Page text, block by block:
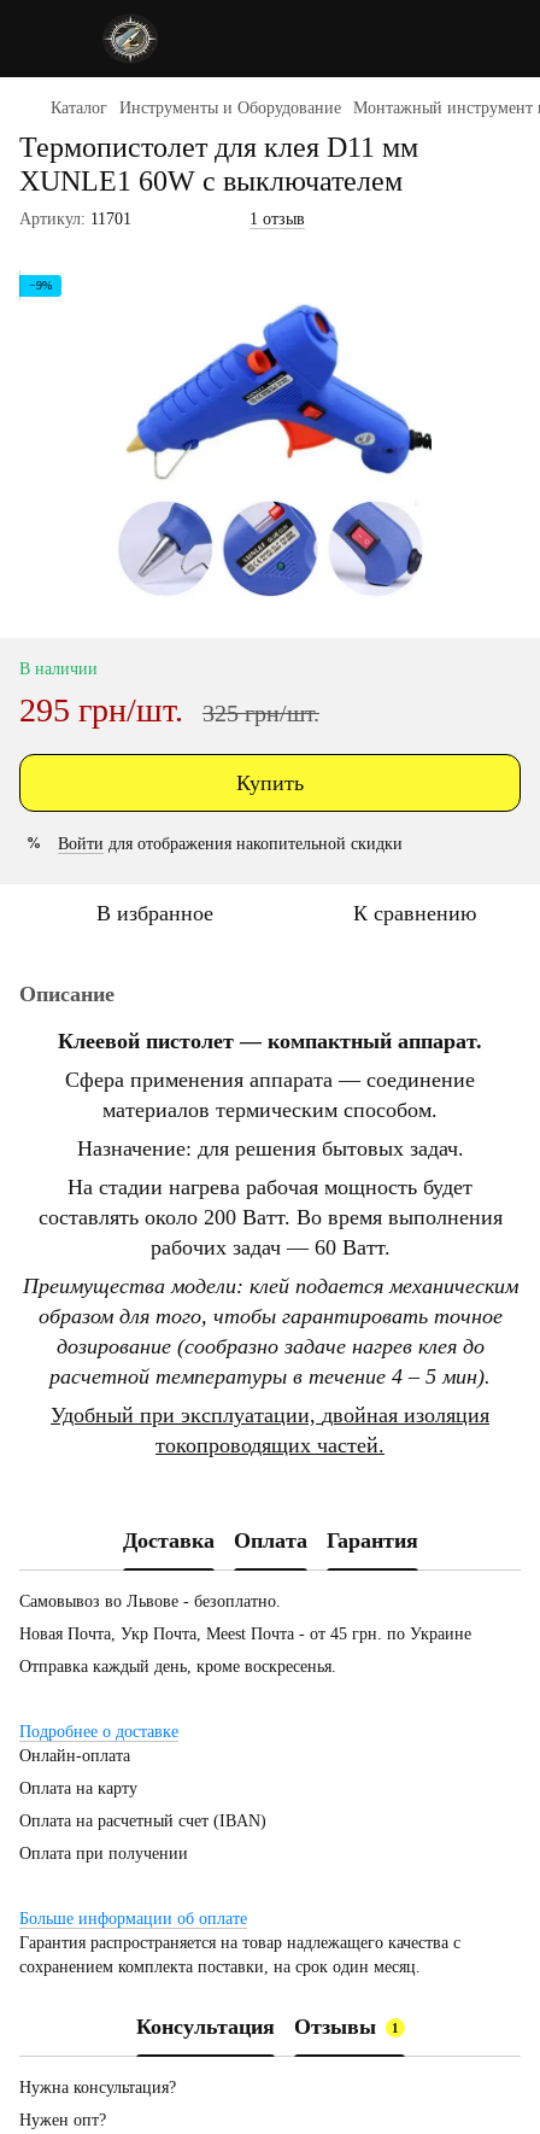
Каталог Инструменты и Оборудование Монтажный инструмент
Термопистолет для клея D11 мм
XUNLE1 60W с выключателем
Артикул: 11701 1 отзыв
−9%
В наличии
295 грн/шт. 325 грн/шт.
Купить
% Войти для отображения накопительной скидки
В избранное К сравнению
Описание
Клеевой пистолет — компактный аппарат.
Сфера применения аппарата — соединение
материалов термическим способом.
Назначение: для решения бытовых задач.
На стадии нагрева рабочая мощность будет
составлять около 200 Ватт. Во время выполнения
рабочих задач — 60 Ватт.
Преимущества модели: клей подается механическим
образом для того, чтобы гарантировать точное
дозирование (сообразно задаче нагрев клея до
расчетной температуры в течение 4 – 5 мин).
Удобный при эксплуатации, двойная изоляция
токопроводящих частей.
Доставка Оплата Гарантия
Самовывоз во Львове - безоплатно.
Новая Почта, Укр Почта, Meest Почта - от 45 грн. по Украине
Отправка каждый день, кроме воскресенья.
Подробнее о доставке
Онлайн-оплата
Оплата на карту
Оплата на расчетный счет (IBAN)
Оплата при получении
Больше информации об оплате
Гарантия распространяется на товар надлежащего качества с
сохранением комплекта поставки, на срок один месяц.
Консультация Отзывы 1
Нужна консультация?
Нужен опт?